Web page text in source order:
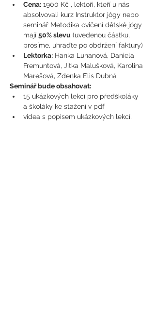
Cena: 1900 Kč , lektoři, kteří u nás
absolvovali kurz Instruktor jógy nebo
seminář Metodika cvičení dětské jógy
mají 50% slevu (uvedenou částku,
prosíme, uhraďte po obdržení faktury)
Lektorka: Hanka Luhanová, Daniela
Fremuntová, Jitka Malušková, Karolina
Marešová, Zdenka Elis Dubná
Seminář bude obsahovat:
15 ukázkových lekcí pro předškoláky
a školáky ke stažení v pdf
videa s popisem ukázkových lekcí,